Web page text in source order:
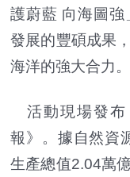
護蔚藍 向海圖強
發展的豐碩成果
海洋的強大合力。
活動現場發布
報》。據自然資
生產總值2.04萬